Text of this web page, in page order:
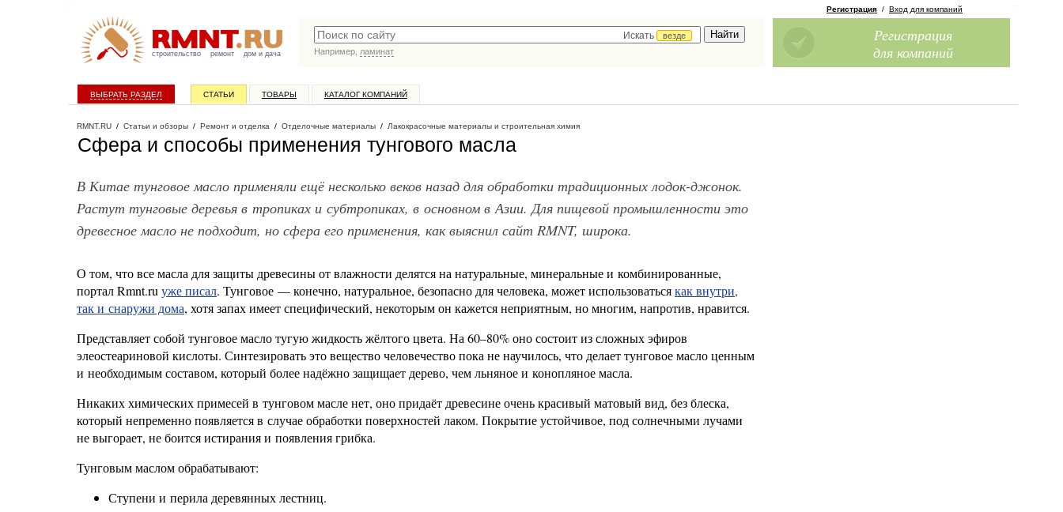
строительство ремонт дом и дача
Искать
везде
Например, ламинат
Регистрация / Вход для компаний
Регистрация
для компаний
ВЫБРАТЬ РАЗДЕЛ СТАТЬИ ТОВАРЫ КАТАЛОГ КОМПАНИЙ
RMNT.RU / Статьи и обзоры / Ремонт и отделка / Отделочные материалы / Лакокрасочные материалы и строительная химия
Сфера и способы применения тунгового масла
В Китае тунговое масло применяли ещё несколько веков назад для обработки традиционных лодок-джонок.
Растут тунговые деревья в тропиках и субтропиках, в основном в Азии. Для пищевой промышленности это
древесное масло не подходит, но сфера его применения, как выяснил сайт RMNT, широка.
О том, что все масла для защиты древесины от влажности делятся на натуральные, минеральные и комбинированные,
портал Rmnt.ru уже писал. Тунговое — конечно, натуральное, безопасно для человека, может использоватьсякак внутри,
так и снаружи дома, хотя запах имеет специфический, некоторым он кажется неприятным, но многим, напротив, нравится.
Представляет собой тунговое масло тугую жидкость жёлтого цвета. На 60–80% оно состоит из сложных эфиров
элеостеариновой кислоты. Синтезировать это вещество человечество пока не научилось, что делает тунговое масло ценным
и необходимым составом, который более надёжно защищает дерево, чем льняное и конопляное масла.
Никаких химических примесей в тунговом масле нет, оно придаёт древесине очень красивый матовый вид, без блеска,
который непременно появляется в случае обработки поверхностей лаком. Покрытие устойчивое, под солнечными лучами
не выгорает, не боится истирания и появления грибка.
Тунговым маслом обрабатывают:
Ступени и перила деревянных лестниц.